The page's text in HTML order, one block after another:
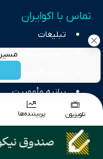
تماس با اکوایران
تبلیغات
راهنمای تماس و
بیانیه مأموریت
کلیه حقوق مادی و معنوی
تلویزیون پربیننده‌ها